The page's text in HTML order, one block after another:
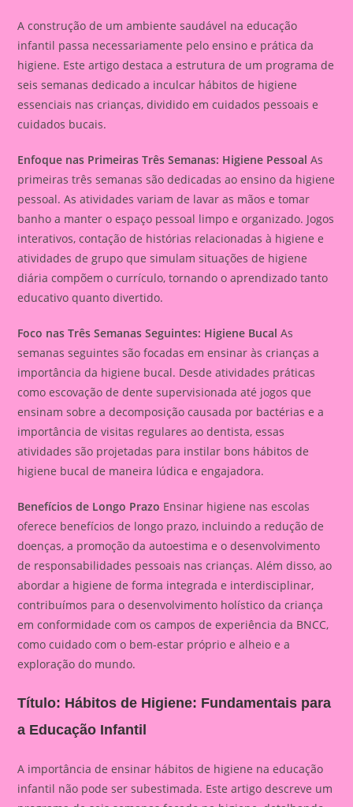
A construção de um ambiente saudável na educação
infantil passa necessariamente pelo ensino e prática da
higiene. Este artigo destaca a estrutura de um programa de
seis semanas dedicado a inculcar hábitos de higiene
essenciais nas crianças, dividido em cuidados pessoais e
cuidados bucais.
Enfoque nas Primeiras Três Semanas: Higiene Pessoal As
primeiras três semanas são dedicadas ao ensino da higiene
pessoal. As atividades variam de lavar as mãos e tomar
banho a manter o espaço pessoal limpo e organizado. Jogos
interativos, contação de histórias relacionadas à higiene e
atividades de grupo que simulam situações de higiene
diária compõem o currículo, tornando o aprendizado tanto
educativo quanto divertido.
Foco nas Três Semanas Seguintes: Higiene Bucal As
semanas seguintes são focadas em ensinar às crianças a
importância da higiene bucal. Desde atividades práticas
como escovação de dente supervisionada até jogos que
ensinam sobre a decomposição causada por bactérias e a
importância de visitas regulares ao dentista, essas
atividades são projetadas para instilar bons hábitos de
higiene bucal de maneira lúdica e engajadora.
Benefícios de Longo Prazo Ensinar higiene nas escolas
oferece benefícios de longo prazo, incluindo a redução de
doenças, a promoção da autoestima e o desenvolvimento
de responsabilidades pessoais nas crianças. Além disso, ao
abordar a higiene de forma integrada e interdisciplinar,
contribuímos para o desenvolvimento holístico da criança
em conformidade com os campos de experiência da BNCC,
como cuidado com o bem-estar próprio e alheio e a
exploração do mundo.
Título: Hábitos de Higiene: Fundamentais para
a Educação Infantil
A importância de ensinar hábitos de higiene na educação
infantil não pode ser subestimada. Este artigo descreve um